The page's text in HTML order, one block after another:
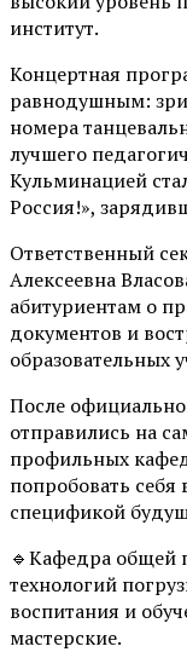
институт.
Концертная
равнодушным:
номера
лучшего
Кульминацией
Россия!»,
Ответственный
Алексеевна
абитуриентам о
документов и
образовательных
После
отправились на
профильных
попробовать себя
спецификой
🔹Кафедра общей
технологий
воспитания и
мастерские.